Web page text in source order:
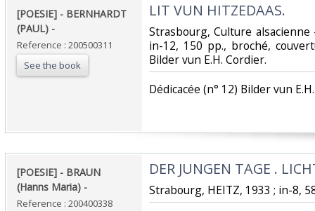
‎[POESIE] - BERNHARDT
(PAUL) - ‎
Reference : 200500311
See the book
‎LIT VUN HITZEDAAS. ‎
‎Strasbourg, Culture
in-12, 150 pp., broché,
Bilder vun E.H. Cordier.‎
‎Dédicacée (n° 12) Bilder vun
‎[POESIE] - BRAUN
(Hanns Maria) - ‎
Reference : 200400338
‎DER JUNGEN TAGE .
‎Strabourg, HEITZ, 1933 ; in-8,